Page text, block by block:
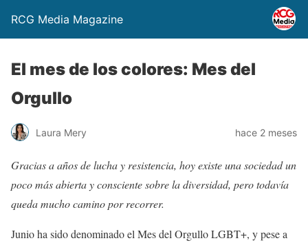
RCG Media Magazine
El mes de los colores: Mes del
Orgullo
Laura Mery hace 2 meses
Gracias a años de lucha y resistencia, hoy existe una sociedad un
poco más abierta y consciente sobre la diversidad, pero todavía
queda mucho camino por recorrer.
Junio ha sido denominado el Mes del Orgullo LGBT+, y pese a